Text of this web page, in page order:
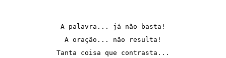
A palavra... já não basta!
A oração... não resulta!
Tanta coisa que contrasta...